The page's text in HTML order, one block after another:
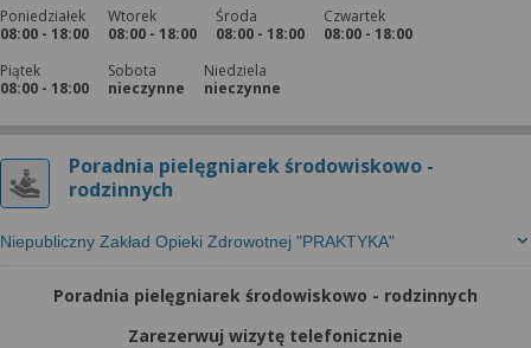
Poniedziałek
08:00 - 18:00
Wtorek
08:00 - 18:00
Środa
08:00 - 18:00
Czwartek
08:00 - 18:00
Piątek
08:00 - 18:00
Sobota
nieczynne
Niedziela
nieczynne
Poradnia pielęgniarek środowiskowo -
rodzinnych
Niepubliczny Zakład Opieki Zdrowotnej "PRAKTYKA"
Poradnia pielęgniarek środowiskowo - rodzinnych
Zarezerwuj wizytę telefonicznie